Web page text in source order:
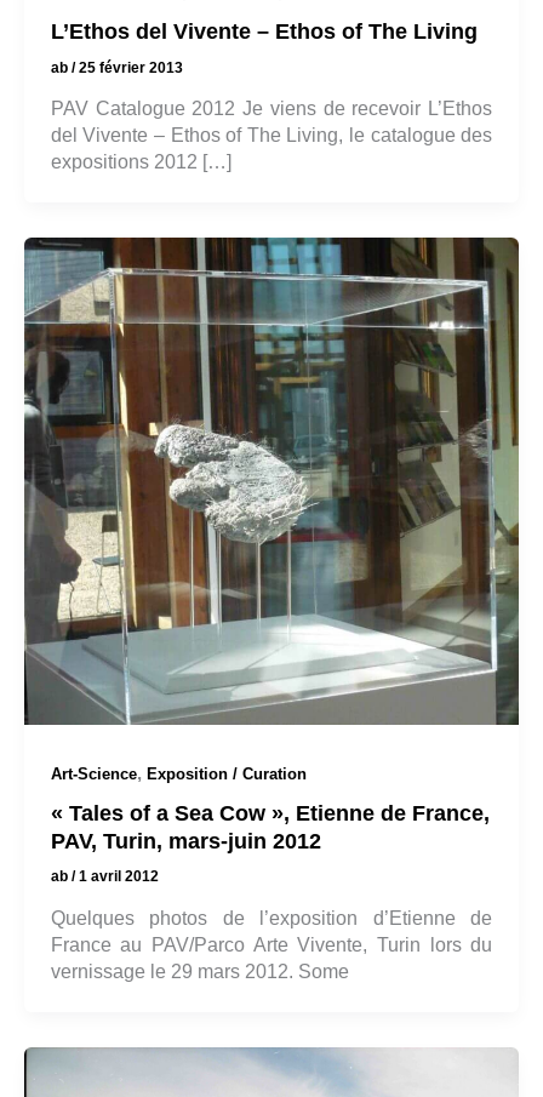
L’Ethos del Vivente – Ethos of The Living
ab /25 février 2013
PAV Catalogue 2012 Je viens de recevoir L’Ethos
del Vivente – Ethos of The Living, le catalogue des
expositions 2012 […]
Art-Science, Exposition / Curation
« Tales of a Sea Cow », Etienne de France,
PAV, Turin, mars-juin 2012
ab /1 avril 2012
Quelques photos de l’exposition d’Etienne de
France au PAV/Parco Arte Vivente, Turin lors du
vernissage le 29 mars 2012. Some